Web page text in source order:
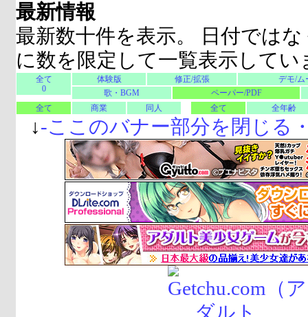
最新情報
最新数十件を表示。 日付では
に数を限定して一覧表示してい
全て
0
体験版 修正/拡張
デモ/ム
歌・BGM
ペーパー/PDF
全て
商業 同人 全て 全年齢
↓-ここのバナー部分を閉じる